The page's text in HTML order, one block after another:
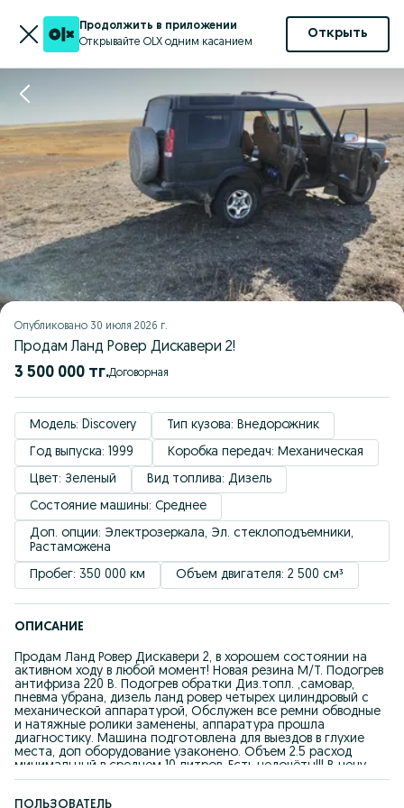
Продолжить в приложении
Открывайте OLX одним касанием
Открыть
Опубликовано 30 июля 2026 г.
Продам Ланд Ровер Дискавери 2!
3 500 000 тг. Договорная
Модель: Discovery
Тип кузова: Внедорожник
Год выпуска: 1999
Коробка передач: Механическая
Цвет: Зеленый
Вид топлива: Дизель
Состояние машины: Среднее
Доп. опции: Электрозеркала, Эл. стеклоподъемники,
Растаможена
Пробег: 350 000 км
Объем двигателя: 2 500 см³
ОПИСАНИЕ
Продам Ланд Ровер Дискавери 2, в хорошем состоянии на
активном ходу в любой момент! Новая резина М/Т. Подогрев
антифриза 220 В. Подогрев обратки Диз.топл. ,самовар,
пневма убрана, дизель ланд ровер четырех цилиндровый с
механической аппаратурой, Обслужен все ремни обводные
и натяжные ролики заменены, аппаратура прошла
диагностику. Машина подготовлена для выездов в глухие
места, доп оборудование узаконено. Объем 2.5 расход
минимальный в среднем 10 литров. Есть недочёты!!! В цену
включено всё машина рабочая приходите смотрите.
ПОЛЬЗОВАТЕЛЬ